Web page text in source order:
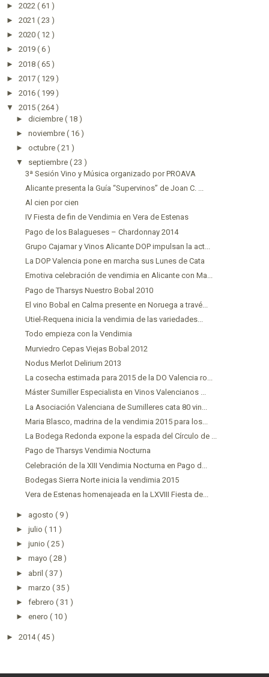
► 2022 ( 61 )
► 2021 ( 23 )
► 2020 ( 12 )
► 2019 ( 6 )
► 2018 ( 65 )
► 2017 ( 129 )
► 2016 ( 199 )
▼ 2015 ( 264 )
► diciembre ( 18 )
► noviembre ( 16 )
► octubre ( 21 )
▼ septiembre ( 23 )
3ª Sesión Vino y Música organizado por PROAVA
Alicante presenta la Guía “Supervinos” de Joan C. ...
Al cien por cien
IV Fiesta de fin de Vendimia en Vera de Estenas
Pago de los Balagueses – Chardonnay 2014
Grupo Cajamar y Vinos Alicante DOP impulsan la act...
La DOP Valencia pone en marcha sus Lunes de Cata
Emotiva celebración de vendimia en Alicante con Ma...
Pago de Tharsys Nuestro Bobal 2010
El vino Bobal en Calma presente en Noruega a travé...
Utiel-Requena inicia la vendimia de las variedades...
Todo empieza con la Vendimia
Murviedro Cepas Viejas Bobal 2012
Nodus Merlot Delirium 2013
La cosecha estimada para 2015 de la DO Valencia ro...
Máster Sumiller Especialista en Vinos Valencianos ...
La Asociación Valenciana de Sumilleres cata 80 vin...
Maria Blasco, madrina de la vendimia 2015 para los...
La Bodega Redonda expone la espada del Círculo de ...
Pago de Tharsys Vendimia Nocturna
Celebración de la XIII Vendimia Nocturna en Pago d...
Bodegas Sierra Norte inicia la vendimia 2015
Vera de Estenas homenajeada en la LXVIII Fiesta de...
► agosto ( 9 )
► julio ( 11 )
► junio ( 25 )
► mayo ( 28 )
► abril ( 37 )
► marzo ( 35 )
► febrero ( 31 )
► enero ( 10 )
► 2014( 45 )